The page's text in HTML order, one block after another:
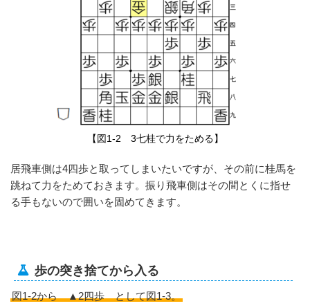
【図1-2 3七桂で力をためる】
居飛車側は4四歩と取ってしまいたいですが、その前に桂馬を
跳ねて力をためておきます。振り飛車側はその間とくに指せ
る手もないので囲いを固めてきます。
歩の突き捨てから入る
図1-2から ▲2四歩 として図1-3。